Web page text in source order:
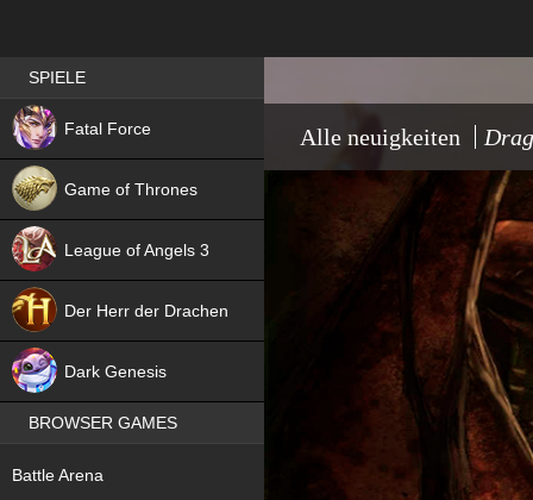
Alle neuigkeiten
Best RPG games in Germany
SPIELE
Fatal Force
NEW
Game of Thrones
League of Angels 3
Der Herr der Drachen
Dark Genesis
BROWSER GAMES
Battle Arena